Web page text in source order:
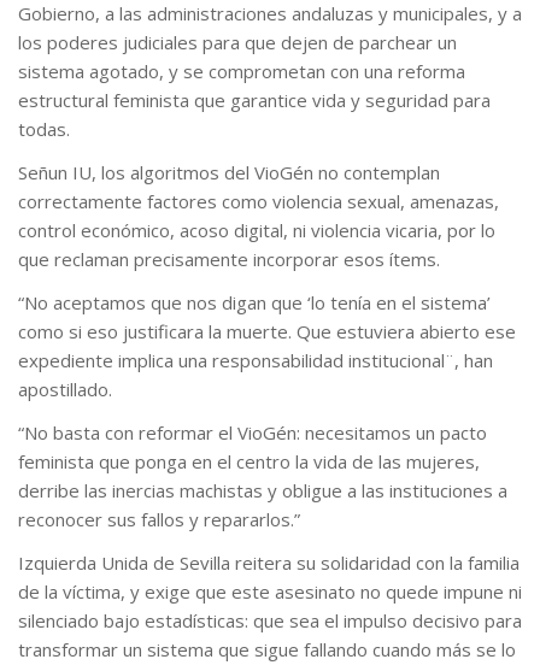
Gobierno, a las administraciones andaluzas y municipales, y a
los poderes judiciales para que dejen de parchear un
sistema agotado, y se comprometan con una reforma
estructural feminista que garantice vida y seguridad para
todas.
Señun IU, los algoritmos del VioGén no contemplan
correctamente factores como violencia sexual, amenazas,
control económico, acoso digital, ni violencia vicaria, por lo
que reclaman precisamente incorporar esos ítems.
“No aceptamos que nos digan que ‘lo tenía en el sistema’
como si eso justificara la muerte. Que estuviera abierto ese
expediente implica una responsabilidad institucional¨, han
apostillado.
“No basta con reformar el VioGén: necesitamos un pacto
feminista que ponga en el centro la vida de las mujeres,
derribe las inercias machistas y obligue a las instituciones a
reconocer sus fallos y repararlos.”
Izquierda Unida de Sevilla reitera su solidaridad con la familia
de la víctima, y exige que este asesinato no quede impune ni
silenciado bajo estadísticas: que sea el impulso decisivo para
transformar un sistema que sigue fallando cuando más se lo